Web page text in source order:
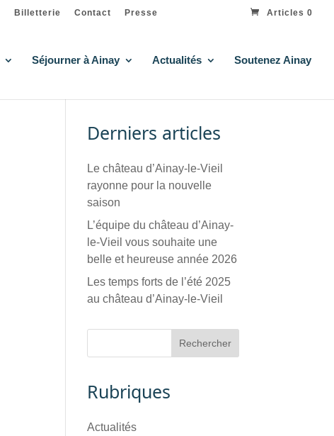
Billetterie Contact Presse Articles 0
Séjourner à Ainay Actualités Soutenez Ainay
Derniers articles
Le château d’Ainay-le-Vieil
rayonne pour la nouvelle
saison
L’équipe du château d’Ainay-
le-Vieil vous souhaite une
belle et heureuse année 2026
Les temps forts de l’été 2025
au château d’Ainay-le-Vieil
Rubriques
Actualités